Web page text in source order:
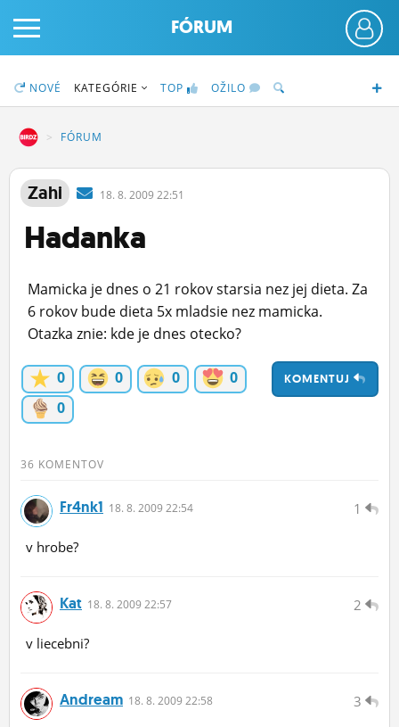
PRIHLÁS SA
ČINŽIAK
STATUSY
OBRÁZKY
MÔJ PROFIL
FÓRUM
NOVÉ KATEGÓRIE TOP OŽILO
FÓRUM
Zahi 18. 8. 2009 22:51
Hadanka
Mamicka je dnes o 21 rokov starsia nez jej dieta. Za
6 rokov bude dieta 5x mladsie nez mamicka.
Otazka znie: kde je dnes otecko?
KOMENTUJ
0 0 0
0
0
36 KOMENTOV
1
Fr4nk1 18. 8. 2009 22:54
v hrobe?
2
Kat 18. 8. 2009 22:57
v liecebni?
3
Andream 18. 8. 2009 22:58